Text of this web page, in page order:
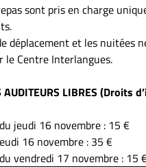
sont pris en charge
déplacement et les nuitées
le Centre Interlangues.
AUDITEURS LIBRES (Droits
jeudi 16 novembre : 15 €
16 novembre : 35 €
vendredi 17 novembre : 15